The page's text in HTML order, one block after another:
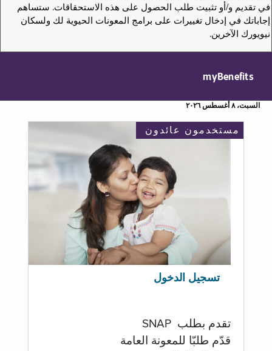
في تقديم و/أو تثبيت طلب الحصول على هذه الاستحقاقات. ستساهم
إجاباتك في إدخال تغييرات على برامج المعونات الحيوية لك ولسكان
نيويورك الآخرين.
myBenefits
السبت، ٨ أغسطس ٢٠٢٦
مستخدمون عائدون
تسجيل الدخول
تقدم بطلب SNAP
قدّم طلبّا للمعونة العامة